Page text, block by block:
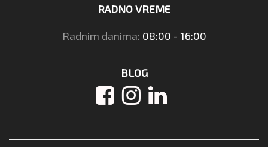
RADNO VREME
Radnim danima: 08:00 - 16:00
BLOG